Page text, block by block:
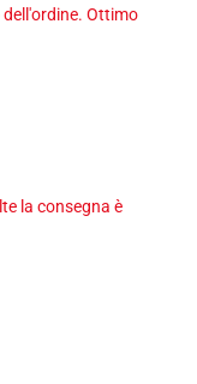
Ottimo
la consegna è